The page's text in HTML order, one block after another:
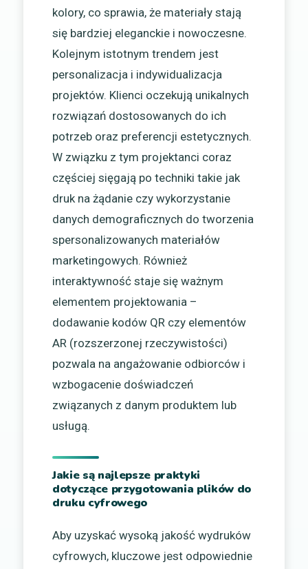
kolory, co sprawia, że materiały stają
się bardziej eleganckie i nowoczesne.
Kolejnym istotnym trendem jest
personalizacja i indywidualizacja
projektów. Klienci oczekują unikalnych
rozwiązań dostosowanych do ich
potrzeb oraz preferencji estetycznych.
W związku z tym projektanci coraz
częściej sięgają po techniki takie jak
druk na żądanie czy wykorzystanie
danych demograficznych do tworzenia
spersonalizowanych materiałów
marketingowych. Również
interaktywność staje się ważnym
elementem projektowania –
dodawanie kodów QR czy elementów
AR (rozszerzonej rzeczywistości)
pozwala na angażowanie odbiorców i
wzbogacenie doświadczeń
związanych z danym produktem lub
usługą.
Jakie są najlepsze praktyki
dotyczące przygotowania plików do
druku cyfrowego
Aby uzyskać wysoką jakość wydruków
cyfrowych, kluczowe jest odpowiednie